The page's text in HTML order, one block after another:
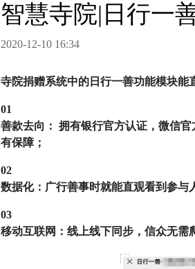
智慧寺院|日行一
2020-12-10 16:34
寺院捐赠系统中的日行一善功能模块能
01
善款去向： 拥有银行官方认证，微信
有保障；
02
数据化：广行善事时就能直观看到参与
03
移动互联网：线上线下同步，信众无需